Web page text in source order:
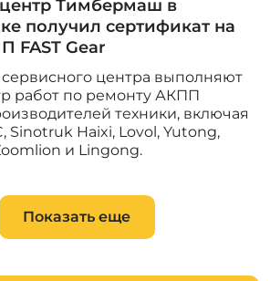
Тимбермаш в
получил сертификат на
FAST Gear
центра выполняют
работ по ремонту АКПП
техники, включая
Sinotruk Haixi, Lovol, Yutong,
и Lingong.
Показать еще